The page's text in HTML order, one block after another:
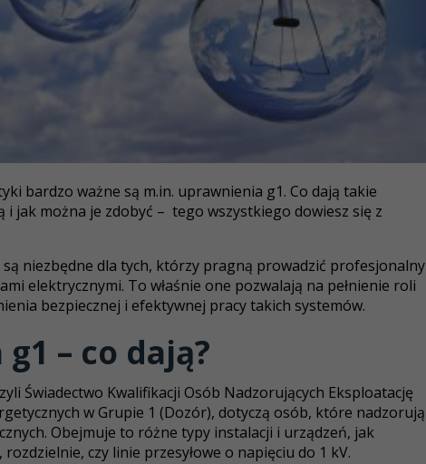
bardzo ważne są m.in. uprawnienia g1. Co dają takie
i jak można je zdobyć – tego wszystkiego dowiesz się z
niezbędne dla tych, którzy pragną prowadzić profesjonalny
elektrycznymi. To właśnie one pozwalają na pełnienie roli
bezpiecznej i efektywnej pracy takich systemów.
– co dają?
Świadectwo Kwalifikacji Osób Nadzorujących Eksploatację
w Grupie 1 (Dozór), dotyczą osób, które nadzorują
Obejmuje to różne typy instalacji i urządzeń, jak
czy linie przesyłowe o napięciu do 1 kV.